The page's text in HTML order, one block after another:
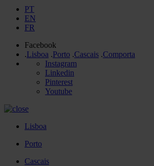
PT
EN
FR
Facebook
.Lisboa .Porto .Cascais .Comporta
Instagram
Linkedin
Pinterest
Youtube
Lisboa
Porto
Cascais